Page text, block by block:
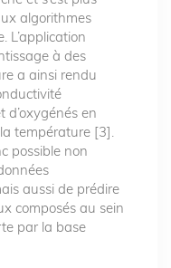
algorithmes
L’application
à des
a ainsi rendu
d’oxygénés en
température [3].
possible non
aussi de prédire
composés au sein
par la base